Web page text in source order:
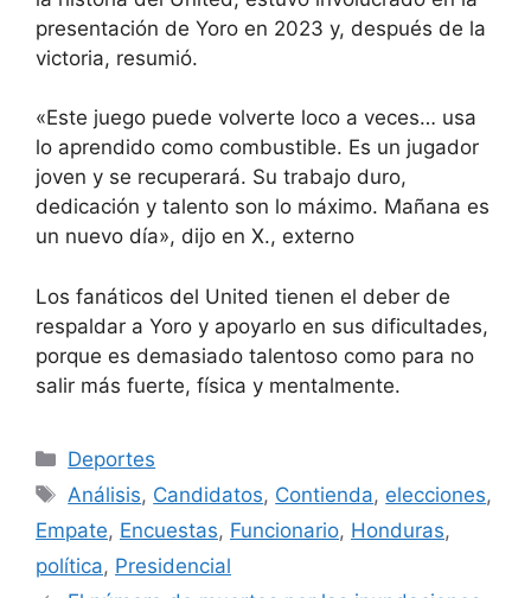
presentación de Yoro en 2023 y, después de la
victoria, resumió.
«Este juego puede volverte loco a veces… usa
lo aprendido como combustible. Es un jugador
joven y se recuperará. Su trabajo duro,
dedicación y talento son lo máximo. Mañana es
un nuevo día», dijo en X., externo
Los fanáticos del United tienen el deber de
respaldar a Yoro y apoyarlo en sus dificultades,
porque es demasiado talentoso como para no
salir más fuerte, física y mentalmente.
Categorías
Deportes
Etiquetas
Análisis, Candidatos, Contienda, elecciones,
Empate, Encuestas, Funcionario, Honduras,
política, Presidencial